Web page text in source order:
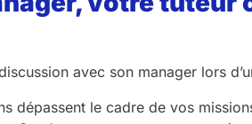
dépassent le cadre de vos